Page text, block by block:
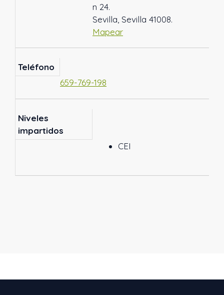
n 24.
Sevilla, Sevilla 41008.
Mapear
Teléfono
659-769-198
Niveles
impartidos
CEI